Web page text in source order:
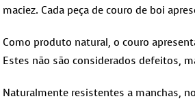
maciez. Cada peça de couro de boi
Como produto natural, o couro
Estes não são considerados defeitos,
Naturalmente resistentes a manchas,